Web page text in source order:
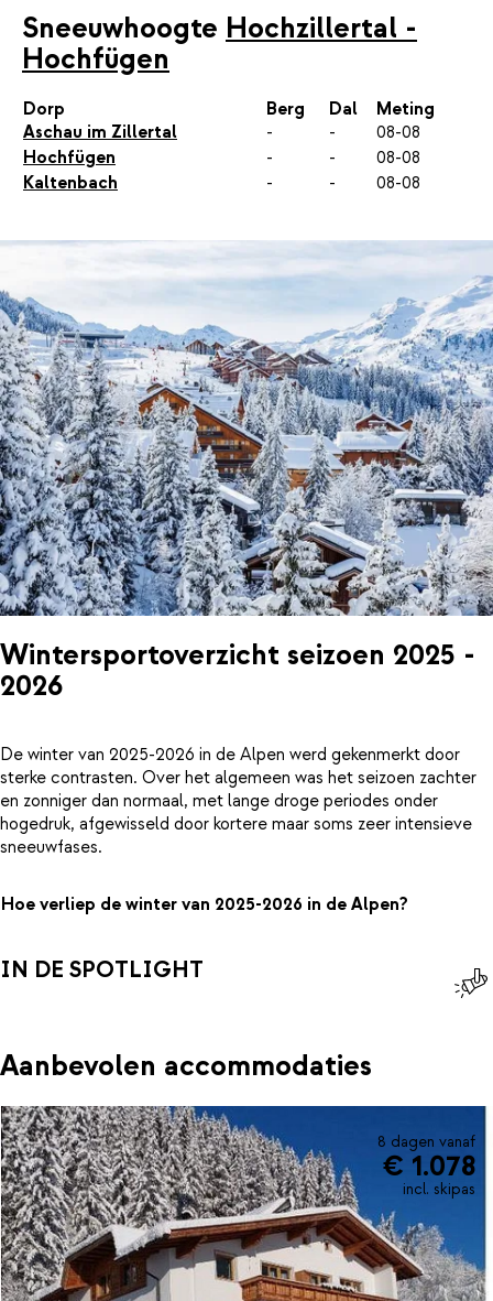
Sneeuwhoogte Hochzillertal -
Hochfügen
Dorp Berg Dal
Meting
Aschau im Zillertal
- -
08-08
Hochfügen
- -
08-08
Kaltenbach
- - 08-08
Wintersportoverzicht seizoen 2025 -
2026
De winter van 2025-2026 in de Alpen werd gekenmerkt door
sterke contrasten. Over het algemeen was het seizoen zachter
en zonniger dan normaal, met lange droge periodes onder
hogedruk, afgewisseld door kortere maar soms zeer intensieve
sneeuwfases.
Hoe verliep de winter van 2025-2026 in de Alpen?
IN DE SPOTLIGHT
Aanbevolen accommodaties
8 dagen vanaf
€ 1.078
incl. skipas